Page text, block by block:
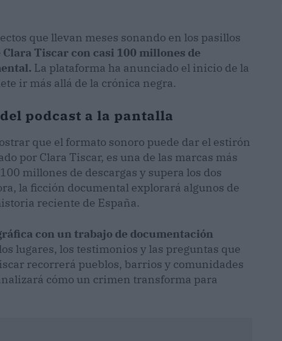
que llevan meses sonando en los pasillos
Tiscar con casi 100 millones de
La plataforma ha anunciado el inicio de la
ir más allá de la crónica negra.
podcast a la pantalla
que el formato sonoro puede dar el estirón
por Clara Tiscar, es una de las marcas más
millones de descargas y supera los dos
la ficción documental explorará algunos de
reciente de España.
con un trabajo de documentación
lugares, los testimonios y las preguntas que
recorrerá pueblos, barrios y comunidades
cómo un crimen transforma para